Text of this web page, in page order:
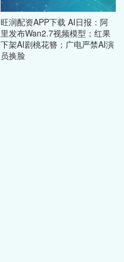
旺润配资APP下载 AI日报：阿
里发布Wan2.7视频模型；红果
下架AI剧桃花簪；广电严禁AI演
员换脸